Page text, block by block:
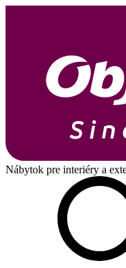
Nábytok pre interiéry a